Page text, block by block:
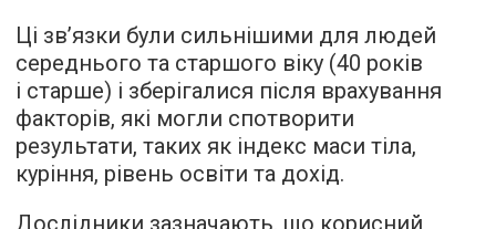
Ці зв’язки були сильнішими для людей
середнього та старшого віку (40 років
і старше) і зберігалися після врахування
факторів, які могли спотворити
результати, таких як індекс маси тіла,
куріння, рівень освіти та дохід.
Дослідники зазначають, що корисний